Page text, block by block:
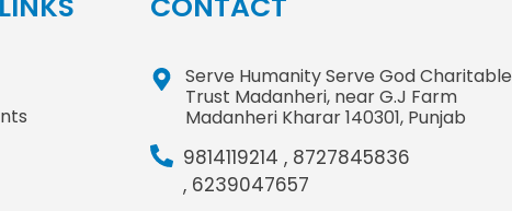
Serve Humanity Serve God Charitable
Trust Madanheri, near G.J Farm
Madanheri Kharar 140301, Punjab
9814119214 , 8727845836
, 6239047657